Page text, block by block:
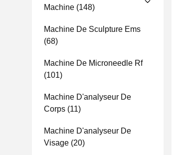
Machine (148)
Machine De Sculpture Ems
(68)
Machine De Microneedle Rf
(101)
Machine D'analyseur De
Corps (11)
Machine D'analyseur De
Visage (20)